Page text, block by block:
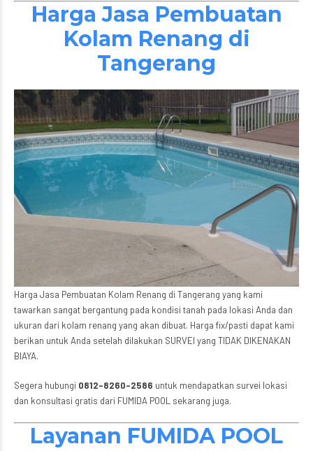
Harga Jasa Pembuatan
Kolam Renang di
Tangerang
Harga Jasa Pembuatan Kolam Renang di Tangerang yang kami
tawarkan sangat bergantung pada kondisi tanah pada lokasi Anda dan
ukuran dari kolam renang yang akan dibuat. Harga fix/pasti dapat kami
berikan untuk Anda setelah dilakukan SURVEI yang TIDAK DIKENAKAN
BIAYA.
Segera hubungi 0812-8260-2586 untuk mendapatkan survei lokasi
dan konsultasi gratis dari FUMIDA POOL sekarang juga.
Layanan FUMIDA POOL